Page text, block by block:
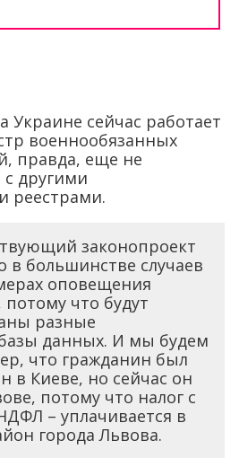
Украине сейчас работает
военнообязанных
правда, еще не
другими
реестрами.
законопроект
в большинстве случаев
оповещения
что будут
разные
данных. И мы будем
что гражданин был
в Киеве, но сейчас он
потому что налог с
– уплачивается в
города Львова.